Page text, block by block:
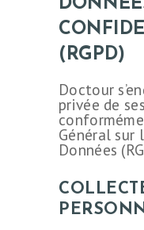
(RGPD)
Doctour
privée de
Général sur
Données